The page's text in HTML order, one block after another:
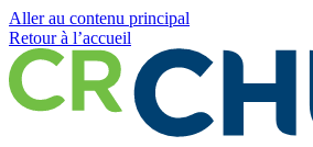
Aller au contenu principal
Retour à l’accueil